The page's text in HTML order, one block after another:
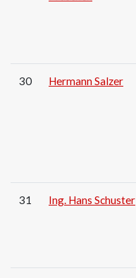
30 Hermann Salzer
31 Ing. Hans Schuster